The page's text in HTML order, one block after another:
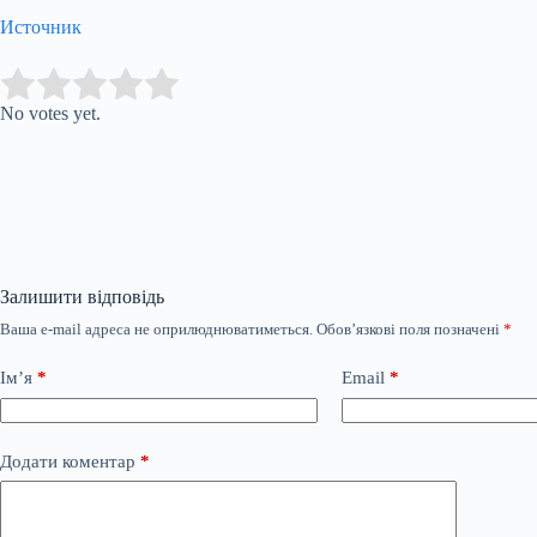
Источник
Rate this item:
No votes yet.
Залишити відповідь
Ваша e-mail адреса не оприлюднюватиметься. Обов’язкові поля позначені *
Ім’я * Email *
Додати коментар *